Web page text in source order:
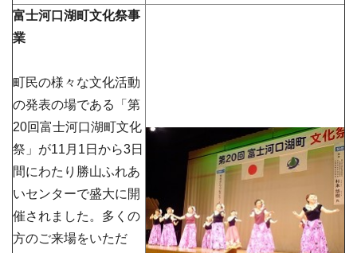
富士河口湖町文化祭事
業
町民の様々な文化活動
の発表の場である「第
20回富士河口湖町文化
祭」が11月1日から3日
間にわたり勝山ふれあ
いセンターで盛大に開
催されました。多くの
方のご来場をいただ